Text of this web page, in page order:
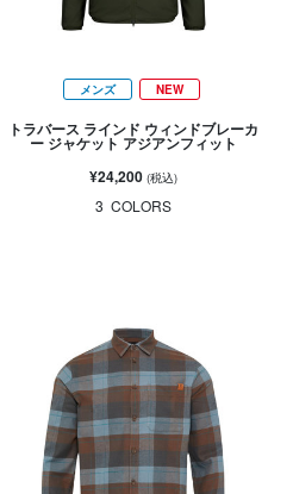
メンズ NEW
トラバース ラインド ウィンドブレーカ
ー ジャケット アジアンフィット
¥24,200 (税込)
3 COLORS